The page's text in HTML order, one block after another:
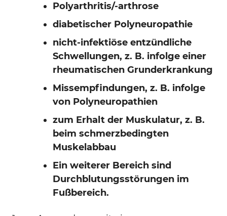
Polyarthritis/-arthrose
diabetischer Polyneuropathie
nicht-infektiöse entzündliche
Schwellungen, z. B. infolge einer
rheumatischen Grunderkrankung
Missempfindungen, z. B. infolge
von Polyneuropathien
zum Erhalt der Muskulatur, z. B.
beim schmerzbedingten
Muskelabbau
Ein weiterer Bereich sind
Durchblutungsstörungen im
Fußbereich.